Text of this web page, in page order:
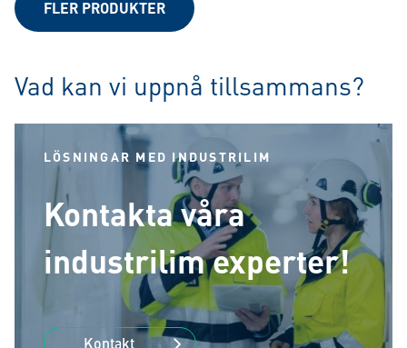
FLER PRODUKTER
Vad kan vi uppnå tillsammans?
LÖSNINGAR MED INDUSTRILIM
Kontakta våra
industrilim experter!
Kontakt